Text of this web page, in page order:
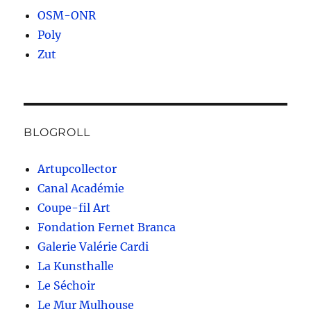
OSM-ONR
Poly
Zut
BLOGROLL
Artupcollector
Canal Académie
Coupe-fil Art
Fondation Fernet Branca
Galerie Valérie Cardi
La Kunsthalle
Le Séchoir
Le Mur Mulhouse